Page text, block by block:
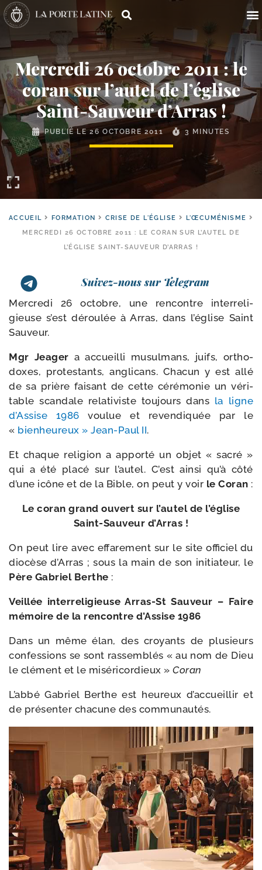
Mercredi 26 octobre 2011 : le
coran sur l’autel de l’église
Saint-​Sauveur d’Arras !
PUBLIÉ LE26 OCTOBRE 2011 3 MINUTES
ACCUEIL FORMATION CRISE DE L'ÉGLISE
L'ŒCUMÉNISME
MERCREDI 26 OCTOBRE 2011 : LE CORAN SUR L’AUTEL DE
L’ÉGLISE SAINT-SAUVEUR D’ARRAS !
Suivez-nous sur Telegram
Mercredi 26 octobre, une ren­contre inter­re­li­
gieuse s’est dérou­lée à Arras, dans l’église Saint
Sauveur.
Mgr Jeager a accueilli musul­mans, juifs, ortho­
doxes, pro­tes­tants, angli­cans. Chacun y est allé
de sa prière fai­sant de cette céré­mo­nie un véri­
table scan­dale rela­ti­viste tou­jours dans la ligne
d’Assise 1986 vou­lue et reven­di­quée par le
« bien­heu­reux » Jean-​Paul II.
Et chaque reli­gion a appor­té un objet « sacré »
qui a été pla­cé sur l’autel. C’est ain­si qu’à côté
d’une icône et de la Bible, on peut y voir le Coran :
Le coran grand ouvert sur l’au­tel de l’é­glise
Saint-​Sauveur d’Arras !
On peut lire avec effa­re­ment sur le site offi­ciel du
dio­cèse d’Arras ; sous la main de son ini­tia­teur, le
Père Gabriel Berthe :
Veillée inter­re­li­gieuse Arras-​St Sauveur – Faire
mémoire de la ren­contre d’Assise 1986
Dans un même élan, des croyants de plu­sieurs
confes­sions se sont ras­sem­blés « au nom de Dieu
le clé­ment et le misé­ri­cor­dieux » Coran
L’abbé Gabriel Berthe est heu­reux d’accueillir et
de pré­sen­ter cha­cune des communautés.